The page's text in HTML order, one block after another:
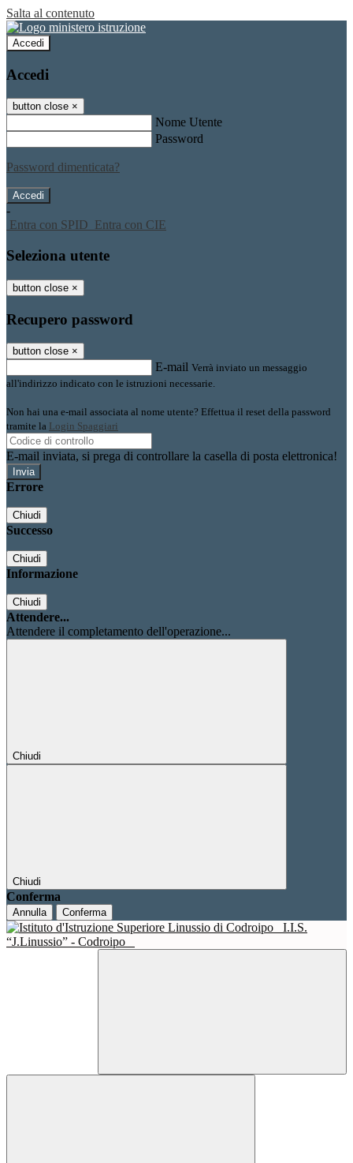
Salta al contenuto
Accedi
Accedi
button close ×
Nome Utente
Password
Password dimenticata?
-
Entra con SPID Entra con CIE
Seleziona utente
button close ×
Recupero password
button close ×
E-mail Verrà inviato un messaggio
all'indirizzo indicato con le istruzioni necessarie.
Non hai una e-mail associata al nome utente? Effettua il reset della password
tramite la Login Spaggiari
E-mail inviata, si prega di controllare la casella di posta elettronica!
Errore
Chiudi
Successo
Chiudi
Informazione
Chiudi
Attendere...
Attendere il completamento dell'operazione...
Chiudi
Chiudi
Conferma
Annulla Conferma
I.I.S.
“J.Linussio” - Codroipo